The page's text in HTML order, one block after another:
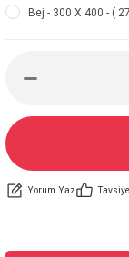
Bej - 300 X 400 - (
Yorum Yaz